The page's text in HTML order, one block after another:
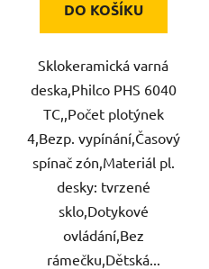
DO KOŠÍKU
Sklokeramická varná
deska,Philco PHS 6040
TC,,Počet plotýnek
4,Bezp. vypínání,Časový
spínač zón,Materiál pl.
desky: tvrzené
sklo,Dotykové
ovládání,Bez
rámečku,Dětská...